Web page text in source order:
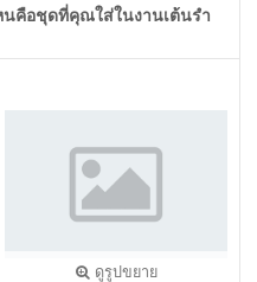
คือชุดที่คุณใส่ในงานเต้นรำ
ดูรูปขยาย